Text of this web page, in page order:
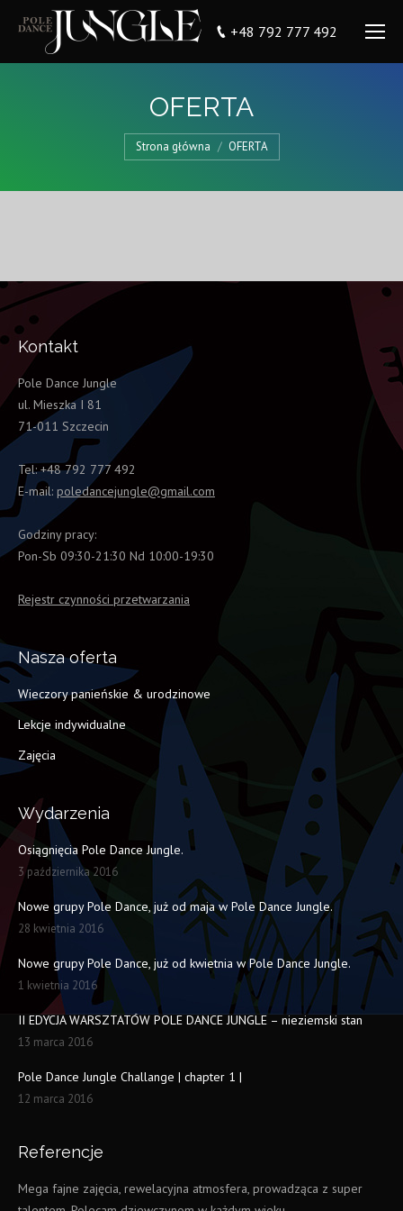
+48 792 777 492
OFERTA
Strona główna OFERTA
Kontakt
Pole Dance Jungle
ul. Mieszka I 81
71-011 Szczecin
Tel: +48 792 777 492
E-mail: poledancejungle@gmail.com
Godziny pracy:
Pon-Sb 09:30-21:30 Nd 10:00-19:30
Rejestr czynności przetwarzania
Nasza oferta
Wieczory panieńskie & urodzinowe
Lekcje indywidualne
Zajęcia
Wydarzenia
Osiągnięcia Pole Dance Jungle.
3 października 2016
Nowe grupy Pole Dance, już od maja w Pole Dance Jungle.
28 kwietnia 2016
Nowe grupy Pole Dance, już od kwietnia w Pole Dance Jungle.
1 kwietnia 2016
II EDYCJA WARSZTATÓW POLE DANCE JUNGLE – nieziemski stan
13 marca 2016
Pole Dance Jungle Challange | chapter 1 |
12 marca 2016
Referencje
Mega fajne zajęcia, rewelacyjna atmosfera, prowadząca z super